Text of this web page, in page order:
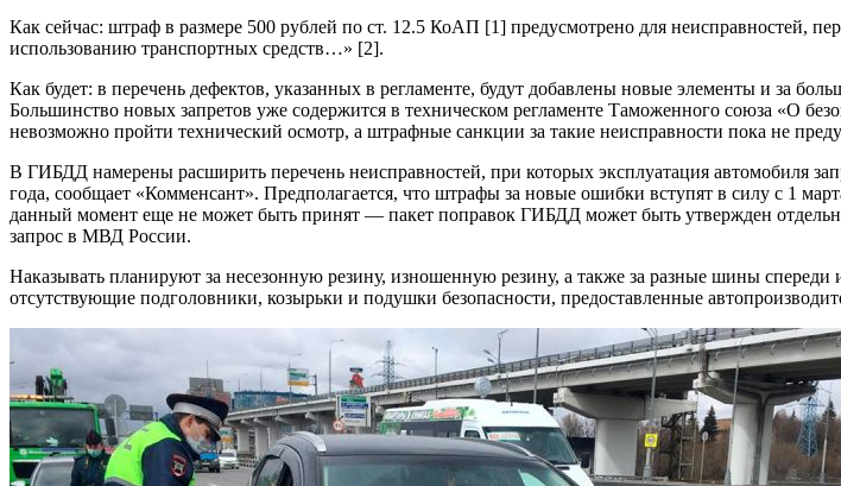
Как сейчас: штраф в размере 500 рублей по ст. 12.5 КоАП [1] предусмотрено для
использованию транспортных средств…» [2].
Как будет: в перечень дефектов, указанных в регламенте, будут добавлены новые элементы и за
Большинство новых запретов уже содержится в техническом регламенте Таможенного союза «О
невозможно пройти технический осмотр, а штрафные санкции за такие неисправности пока не
В ГИБДД намерены расширить перечень неисправностей, при которых эксплуатация автомобиля
года, сообщает «Комменсант». Предполагается, что штрафы за новые ошибки вступят в силу с 1
данный момент еще не может быть принят — пакет поправок ГИБДД может быть утвержден
запрос в МВД России.
Наказывать планируют за несезонную резину, изношенную резину, а также за разные шины
отсутствующие подголовники, козырьки и подушки безопасности, предоставленные